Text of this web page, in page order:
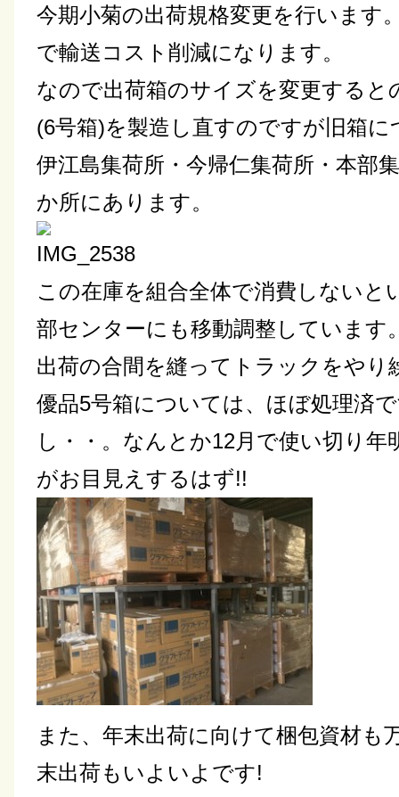
今期小菊の出荷規格変更を行います
で輸送コスト削減になります。
なので出荷箱のサイズを変更すると
(6号箱)を製造し直すのですが旧箱
伊江島集荷所・今帰仁集荷所・本部
か所にあります。
この在庫を組合全体で消費しないと
部センターにも移動調整しています
出荷の合間を縫ってトラックをやり
優品5号箱については、ほぼ処理済
し・・。なんとか12月で使い切り年
がお目見えするはず!!
また、年末出荷に向けて梱包資材も
末出荷もいよいよです!